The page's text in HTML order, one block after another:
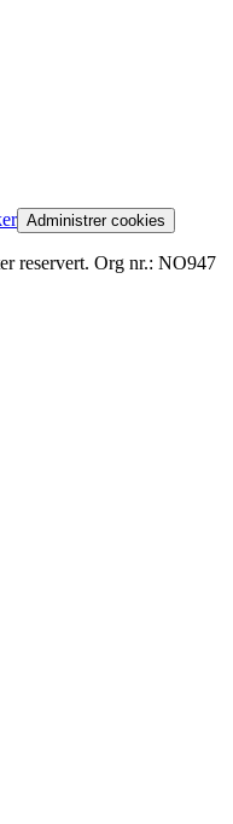
Administrer cookies
reservert. Org nr.: NO947